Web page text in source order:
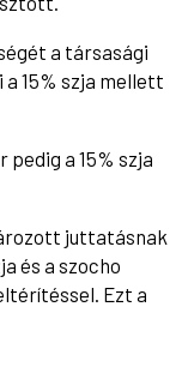
a társasági
15% szja mellett
a 15% szja
juttatásnak
és a szocho
Ezt a